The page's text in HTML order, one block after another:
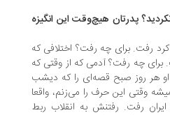
هیچ‌وقت این انگیزه
چه رفت؟ اختلافی که
رفت؟ آدمی که از وقتی که
صبح قصه‌ای را که دیشب
این حرف را می‌زنم، واقعا
1355 از ایران رفت. رفتنش به انقلاب ربط